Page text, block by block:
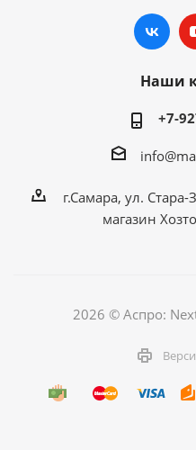
Наши
+7-
г.Самара, ул.
магазин
2026 © Аспро: